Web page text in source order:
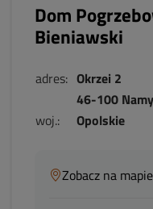
Dom
Bieniawski
adres: Okrzei 2
46-100
woj.:
Opolskie
Zobacz na mapie